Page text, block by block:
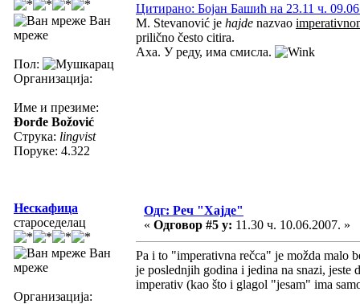
Ван
мреже
Пол:
Организација:
Име и презиме:
Đorđe Božović
Струка: lingvist
Поруке: 4.322
Цитирано: Бојан Башић на 23.11 ч.
M. Stevanović je hajde nazvao
prilično često citira.
Аха. У реду, има смисла.
Нескафица
староседелац
Ван
мреже
Организација:
Одг: Реч "Хајде"
« Одговор #5 у: 11.30 ч. 10.06.2007. »
Pa i to "imperativna rečca" je možda malo
je poslednjih godina i jedina na snazi, jeste
imperativ (kao što i glagol "jesam" ima